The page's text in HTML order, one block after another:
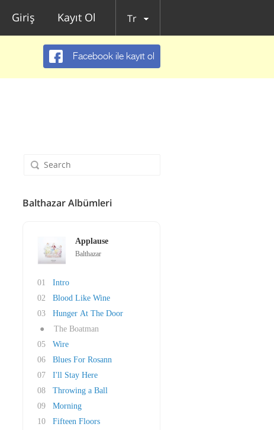
Giriş Kayıt Ol Tr
Facebook ile kayıt ol
Balthazar Albümleri
Applause
Balthazar
01
Intro
02
Blood Like Wine
03
Hunger At The Door
●
The Boatman
05
Wire
06
Blues For Rosann
07
I'll Stay Here
08
Throwing a Ball
09
Morning
10
Fifteen Floors